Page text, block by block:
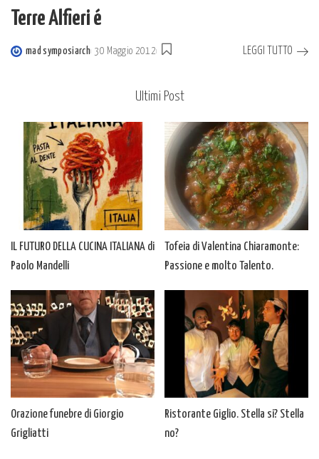
Terre Alfieri é
Posted
mad symposiarch 30 Maggio 2012 LEGGI TUTTO
Ultimi Post
IL FUTURO DELLA CUCINA ITALIANA di
Paolo Mandelli
Tofeia di Valentina Chiaramonte:
Passione e molto Talento.
Orazione funebre di Giorgio
Grigliatti
Ristorante Giglio. Stella si? Stella
no?